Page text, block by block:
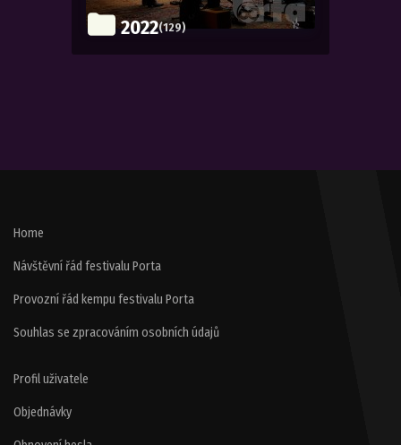
2022(129)
Home
Návštěvní řád festivalu Porta
Provozní řád kempu festivalu Porta
Souhlas se zpracováním osobních údajů
Profil uživatele
Objednávky